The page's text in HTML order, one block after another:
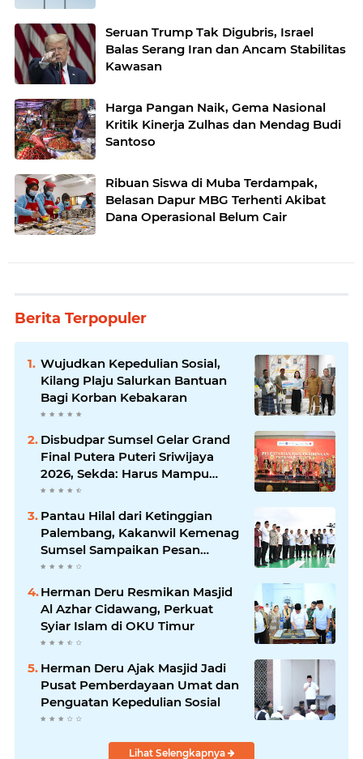
Seruan Trump Tak Digubris, Israel
Balas Serang Iran dan Ancam Stabilitas
Kawasan
Harga Pangan Naik, Gema Nasional
Kritik Kinerja Zulhas dan Mendag Budi
Santoso
Ribuan Siswa di Muba Terdampak,
Belasan Dapur MBG Terhenti Akibat
Dana Operasional Belum Cair
Berita Terpopuler
Wujudkan Kepedulian Sosial,
Kilang Plaju Salurkan Bantuan
Bagi Korban Kebakaran
Disbudpar Sumsel Gelar Grand
Final Putera Puteri Sriwijaya
2026, Sekda: Harus Mampu
Bawa Sumsel Go Internasional
Pantau Hilal dari Ketinggian
Palembang, Kakanwil Kemenag
Sumsel Sampaikan Pesan
Kerukunan
Herman Deru Resmikan Masjid
Al Azhar Cidawang, Perkuat
Syiar Islam di OKU Timur
Herman Deru Ajak Masjid Jadi
Pusat Pemberdayaan Umat dan
Penguatan Kepedulian Sosial
Lihat Selengkapnya